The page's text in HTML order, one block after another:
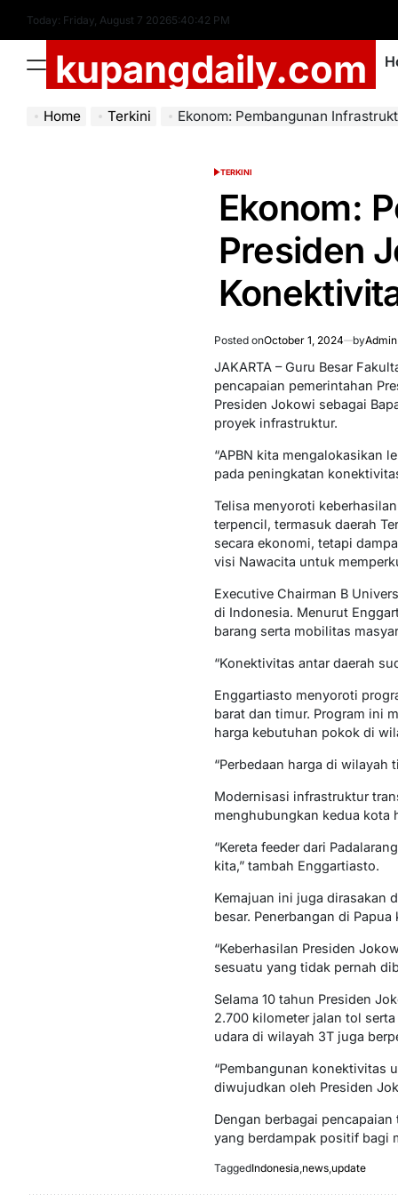
content
Today: Friday, August 7 20265:40:43 PM
Menukupangdaily.com
Home Terkini Ekonom: Pembangunan Infrastruktur Era Presiden
POSTED
TERKINI
Ekonom:
Presiden
Posted onOctober 1, 2024 by
JAKARTA – Guru Besar
pencapaian pemerintahan
Presiden Jokowi sebagai
proyek infrastruktur.
“APBN kita mengalokasikan
pada peningkatan
Telisa menyoroti
terpencil, termasuk daerah
secara ekonomi, tetapi
visi Nawacita untuk
Executive Chairman B
di Indonesia. Menurut
barang serta mobilitas
“Konektivitas antar daerah
Enggartiasto menyoroti
barat dan timur. Program ini
harga kebutuhan pokok di
“Perbedaan harga di
Modernisasi infrastruktur
menghubungkan kedua kota
“Kereta feeder dari
kita,” tambah Enggartiasto.
Kemajuan ini juga dirasakan
besar. Penerbangan di
“Keberhasilan Presiden
sesuatu yang tidak pernah
Selama 10 tahun Presiden
2.700 kilometer jalan tol
udara di wilayah 3T juga
“Pembangunan konektivitas
diwujudkan oleh Presiden
Dengan berbagai
yang berdampak positif bagi
TaggedIndonesia,news,update